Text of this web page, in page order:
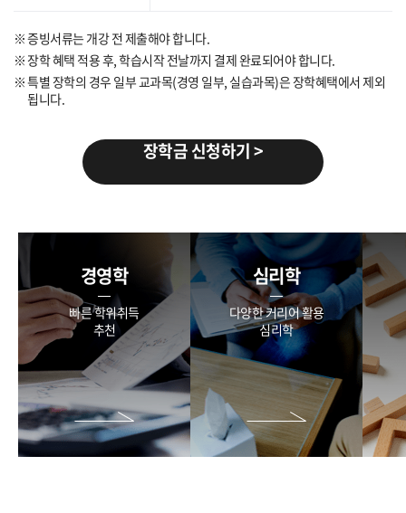
증빙서류는 개강 전 제출해야 합니다.
장학 혜택 적용 후, 학습시작 전날까지 결제 완료되어야 합니다.
특별 장학의 경우 일부 교과목(경영 일부, 실습과목)은 장학혜택에서 제외
됩니다.
장학금 신청하기 >
경영학
빠른 학위취득
추천
심리학
다양한 커리어 활용
심리학